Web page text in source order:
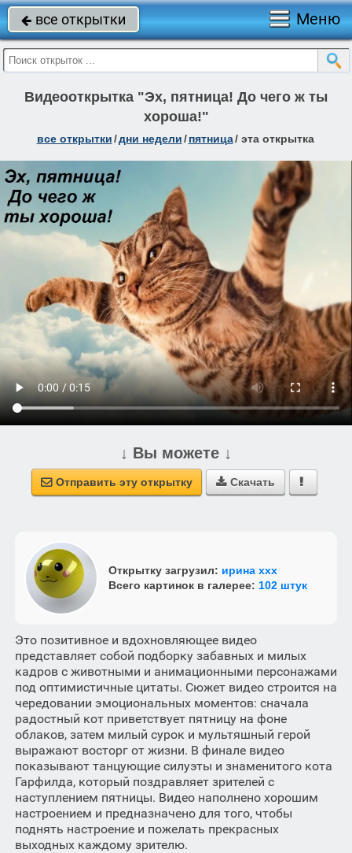
 все открытки Меню
Видеооткрытка "Эх, пятница! До чего ж ты
хороша!"
все открытки/дни недели/ пятница/ эта открытка
↓ Вы можете ↓
 Отправить эту открытку  Скачать 
Открытку загрузил: ирина ххх
Всего картинок в галерее: 102 штук
Это позитивное и вдохновляющее видео
представляет собой подборку забавных и милых
кадров с животными и анимационными персонажами
под оптимистичные цитаты. Сюжет видео строится на
чередовании эмоциональных моментов: сначала
радостный кот приветствует пятницу на фоне
облаков, затем милый сурок и мультяшный герой
выражают восторг от жизни. В финале видео
показывают танцующие силуэты и знаменитого кота
Гарфилда, который поздравляет зрителей с
наступлением пятницы. Видео наполнено хорошим
настроением и предназначено для того, чтобы
поднять настроение и пожелать прекрасных
выходных каждому зрителю.